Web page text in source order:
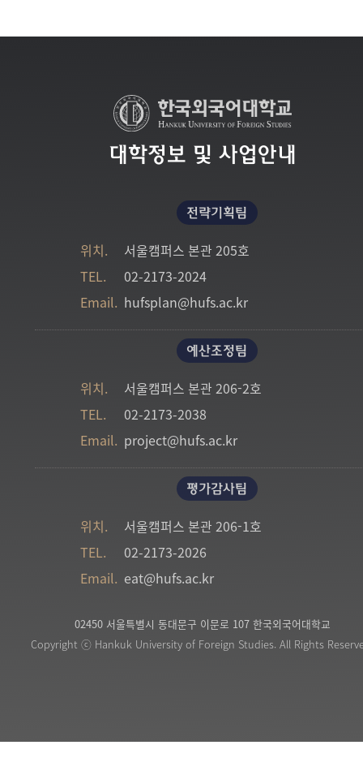
대학정보 및 사업안내
전략기획팀
위치.
서울캠퍼스 본관 205호
TEL.
02-2173-2024
Email. hufsplan@hufs.ac.kr
예산조정팀
위치.
서울캠퍼스 본관 206-2호
TEL.
02-2173-2038
Email. project@hufs.ac.kr
평가감사팀
위치.
서울캠퍼스 본관 206-1호
TEL.
02-2173-2026
Email. eat@hufs.ac.kr
02450 서울특별시 동대문구 이문로 107 한국외국어대학교
Copyright ⓒ Hankuk University of Foreign Studies. All Rights